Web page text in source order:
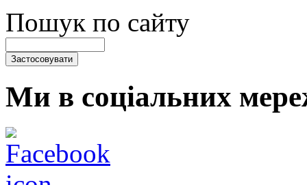
Пошук по сайту
Ми в соціальних